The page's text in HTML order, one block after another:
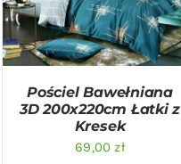
SZCZEGÓŁY
Pościel Bawełniana
3D 200x220cm Łatki z
Kresek
69,00zł